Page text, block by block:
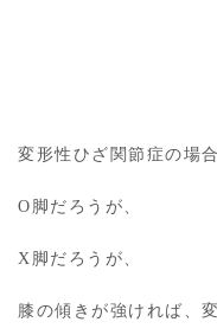
変形性ひざ関節症の場合
O脚だろうが、
X脚だろうが、
膝の傾きが強ければ、